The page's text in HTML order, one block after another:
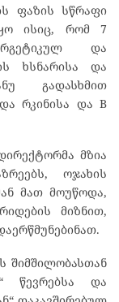
ფაზის სწრაფი
ისიც, რომ 7
და
ხსნარისა და
გადასხმით
რკინისა და B
მზია
ოჯახის
მათ მოუწოდა,
მიზნით,
შიმშილობასთან
წევრებსა და